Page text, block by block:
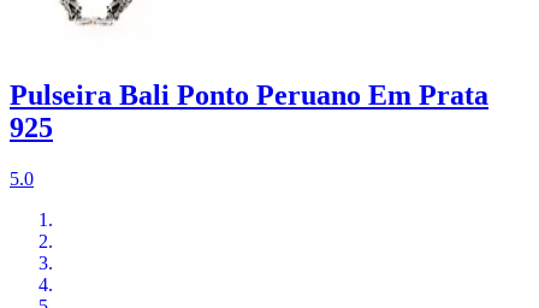
Pulseira Bali Ponto Peruano Em Prata
925
5.0